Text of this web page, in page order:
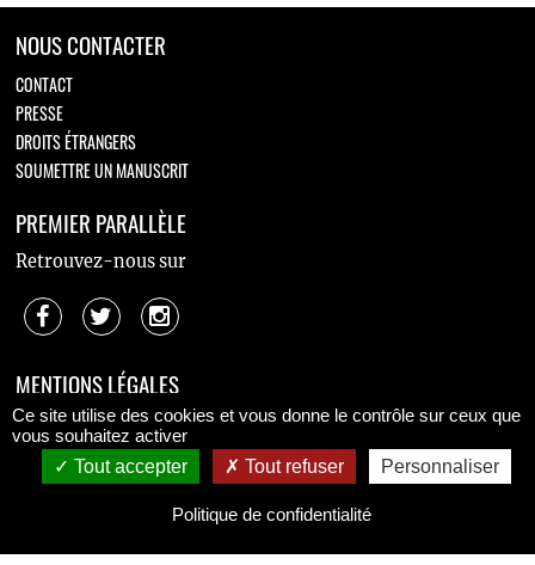
NOUS CONTACTER
CONTACT
PRESSE
DROITS ÉTRANGERS
SOUMETTRE UN MANUSCRIT
PREMIER PARALLÈLE
Retrouvez-nous sur
MENTIONS LÉGALES
MENTIONS LÉGALES
CONDITIONS GÉNÉRALES DE VENTE
POLITIQUE DE CONFIDENTIALITÉ
Copyright © 2026 Premier Parallèle.
Ce site utilise des cookies et vous donne le contrôle sur ceux que
vous souhaitez activer
Tout accepter
Tout refuser Personnaliser
Politique de confidentialité